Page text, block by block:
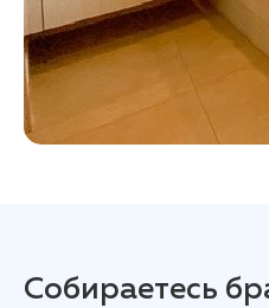
Собираетесь